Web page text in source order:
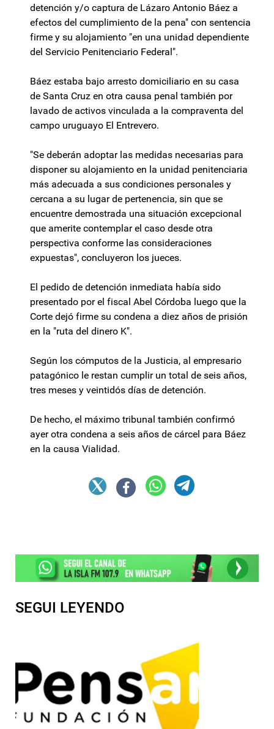
detención y/o captura de Lázaro Antonio Báez a
efectos del cumplimiento de la pena" con sentencia
firme y su alojamiento "en una unidad dependiente
del Servicio Penitenciario Federal".
Báez estaba bajo arresto domiciliario en su casa
de Santa Cruz en otra causa penal también por
lavado de activos vinculada a la compraventa del
campo uruguayo El Entrevero.
"Se deberán adoptar las medidas necesarias para
disponer su alojamiento en la unidad penitenciaria
más adecuada a sus condiciones personales y
cercana a su lugar de pertenencia, sin que se
encuentre demostrada una situación excepcional
que amerite contemplar el caso desde otra
perspectiva conforme las consideraciones
expuestas", concluyeron los jueces.
El pedido de detención inmediata había sido
presentado por el fiscal Abel Córdoba luego que la
Corte dejó firme su condena a diez años de prisión
en la "ruta del dinero K".
Según los cómputos de la Justicia, al empresario
patagónico le restan cumplir un total de seis años,
tres meses y veintidós días de detención.
De hecho, el máximo tribunal también confirmó
ayer otra condena a seis años de cárcel para Báez
en la causa Vialidad.
SEGUI LEYENDO